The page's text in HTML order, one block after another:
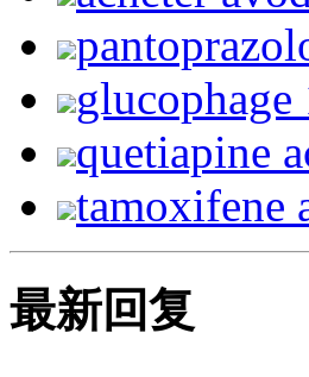
quetiapine
tamoxifene
最新回复